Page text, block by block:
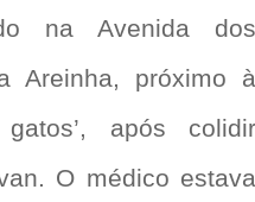
na Avenida dos
Areinha, próximo à
após colidir
O médico estava